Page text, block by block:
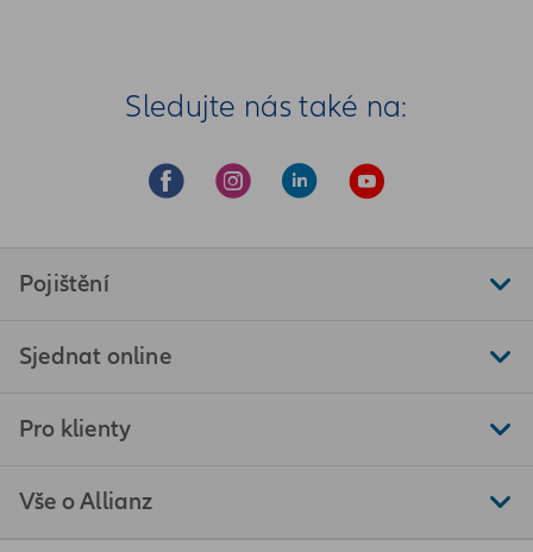
Sledujte nás také na:
Pojištění
Sjednat online
Pro klienty
Vše o Allianz